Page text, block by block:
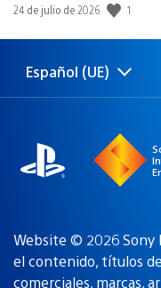
Fecha
publicación:
24 de julio de 2026 1
Selecciona
una
Región
actual:
Español (UE)
Website © 2026
el contenido, títulos
comerciales, marcas,